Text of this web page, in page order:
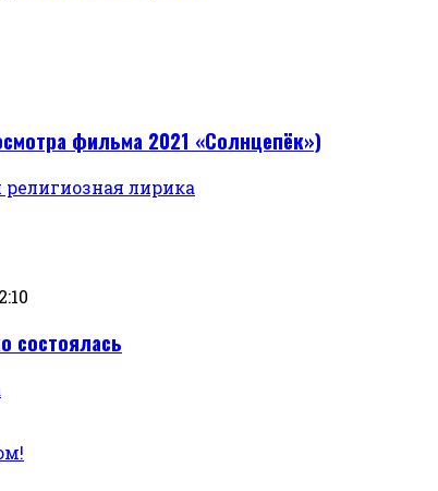
фильма 2021 «Солнцепёк»)
лирика
состоялась